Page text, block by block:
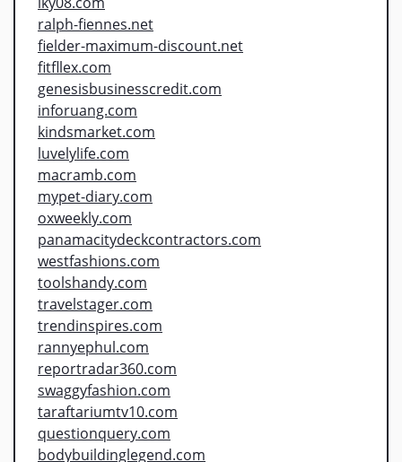
ralph-fiennes.net
fielder-maximum-discount.net
fitfllex.com
genesisbusinesscredit.com
inforuang.com
kindsmarket.com
luvelylife.com
macramb.com
mypet-diary.com
oxweekly.com
panamacitydeckcontractors.com
westfashions.com
toolshandy.com
travelstager.com
trendinspires.com
rannyephul.com
reportradar360.com
swaggyfashion.com
taraftariumtv10.com
questionquery.com
bodybuildinglegend.com